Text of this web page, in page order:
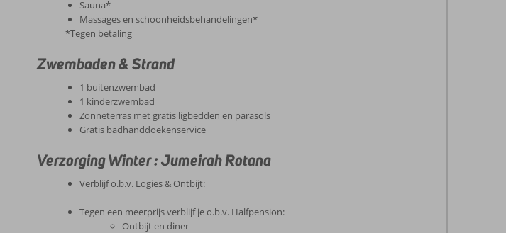
Sauna*
Massages en schoonheidsbehandelingen*
*Tegen betaling
Zwembaden & Strand
1 buitenzwembad
1 kinderzwembad
Zonneterras met gratis ligbedden en parasols
Gratis badhanddoekenservice
Verzorging Winter : Jumeirah Rotana
Verblijf o.b.v. Logies & Ontbijt:
Tegen een meerprijs verblijf je o.b.v. Halfpension:
Ontbijt en diner